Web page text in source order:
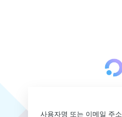
사용자명 또는 이메일 주소